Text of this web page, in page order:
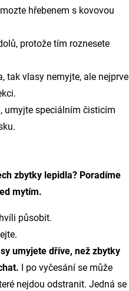
hřebenem s kovovou
protože tím roznesete
tak vlasy nemyjte, ale nejprve
umyjte speciálním čisticím
zbytky lepidla? Poradíme
mytím.
působit.
umyjete dříve, než zbytky
I po vyčesání se může
nejdou odstranit. Jedná se